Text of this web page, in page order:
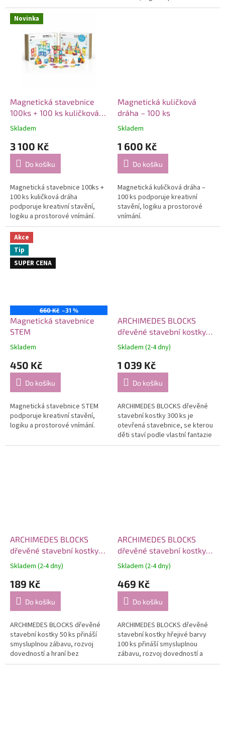
vnímání.
Novinka
Magnetická stavebnice
100ks + 100 ks kuličková
dráha
Skladem
3 100 Kč
Do košíku
Magnetická stavebnice 100ks +
100 ks kuličková dráha
podporuje kreativní stavění,
logiku a prostorové vnímání.
Magnetická kuličková
dráha – 100 ks
Skladem
1 600 Kč
Do košíku
Magnetická kuličková dráha –
100 ks podporuje kreativní
stavění, logiku a prostorové
vnímání.
Akce
Tip
SUPER CENA
660 Kč –31 %
Magnetická stavebnice
STEM
Skladem
450 Kč
Do košíku
Magnetická stavebnice STEM
podporuje kreativní stavění,
logiku a prostorové vnímání.
ARCHIMEDES BLOCKS
dřevěné stavební kostky
300 ks
Skladem (2-4 dny)
1 039 Kč
Do košíku
ARCHIMEDES BLOCKS dřevěné
stavební kostky 300 ks je
otevřená stavebnice, se kterou
děti staví podle vlastní fantazie
a bez pevných pravidel. 300
ARCHIMEDES BLOCKS
dřevěné stavební kostky
50 ks
Skladem (2-4 dny)
189 Kč
Do košíku
ARCHIMEDES BLOCKS dřevěné
stavební kostky 50 ks přináší
smysluplnou zábavu, rozvoj
dovedností a hraní bez
obrazovek.
ARCHIMEDES BLOCKS
dřevěné stavební kostky
hřejivé barvy 100 ks
Skladem (2-4 dny)
469 Kč
Do košíku
ARCHIMEDES BLOCKS dřevěné
stavební kostky hřejivé barvy
100 ks přináší smysluplnou
zábavu, rozvoj dovedností a
hraní bez obrazovek.